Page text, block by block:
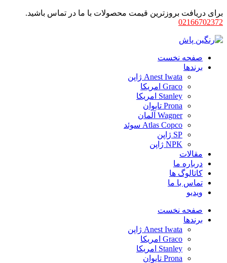
برای دریافت بروزترین قیمت محصولات با ما در تماس باشید.
02166702372
صفحه نخست
برندها
Anest Iwata ژاپن
Graco امریکا
Stanley امریکا
Prona تایوان
Wagner آلمان
Atlas Copco سوئد
SP ژاپن
NPK ژاپن
مقالات
درباره ما
کاتالوگ ها
تماس با ما
ویدیو
صفحه نخست
برندها
Anest Iwata ژاپن
Graco امریکا
Stanley امریکا
Prona تایوان